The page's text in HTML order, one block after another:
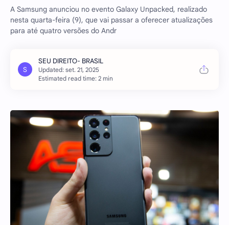
A Samsung anunciou no evento Galaxy Unpacked, realizado
nesta quarta-feira (9), que vai passar a oferecer atualizações
para até quatro versões do Andr
Estimated read time: 2 min